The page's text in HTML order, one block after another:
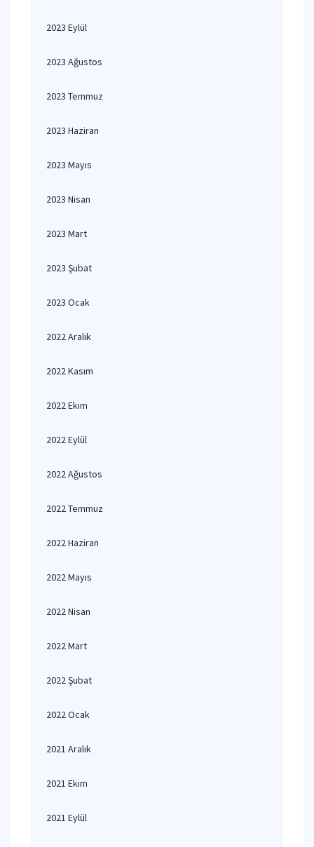
2023 Eylül
2023 Ağustos
2023 Temmuz
2023 Haziran
2023 Mayıs
2023 Nisan
2023 Mart
2023 Şubat
2023 Ocak
2022 Aralık
2022 Kasım
2022 Ekim
2022 Eylül
2022 Ağustos
2022 Temmuz
2022 Haziran
2022 Mayıs
2022 Nisan
2022 Mart
2022 Şubat
2022 Ocak
2021 Aralık
2021 Ekim
2021 Eylül